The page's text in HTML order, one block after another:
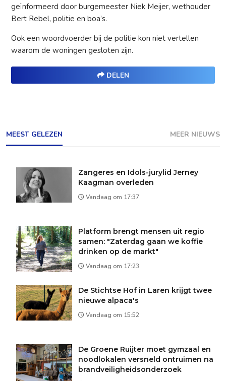
geïnformeerd door burgemeester Niek Meijer, wethouder
Bert Rebel, politie en boa’s.
Ook een woordvoerder bij de politie kon niet vertellen
waarom de woningen gesloten zijn.
DELEN
MEEST GELEZEN MEER NIEUWS
Zangeres en Idols-jurylid Jerney
Kaagman overleden
Vandaag om 17:37
Platform brengt mensen uit regio
samen: "Zaterdag gaan we koffie
drinken op de markt"
Vandaag om 17:23
De Stichtse Hof in Laren krijgt twee
nieuwe alpaca's
Vandaag om 15:52
De Groene Ruijter moet gymzaal en
noodlokalen versneld ontruimen na
brandveiligheidsonderzoek